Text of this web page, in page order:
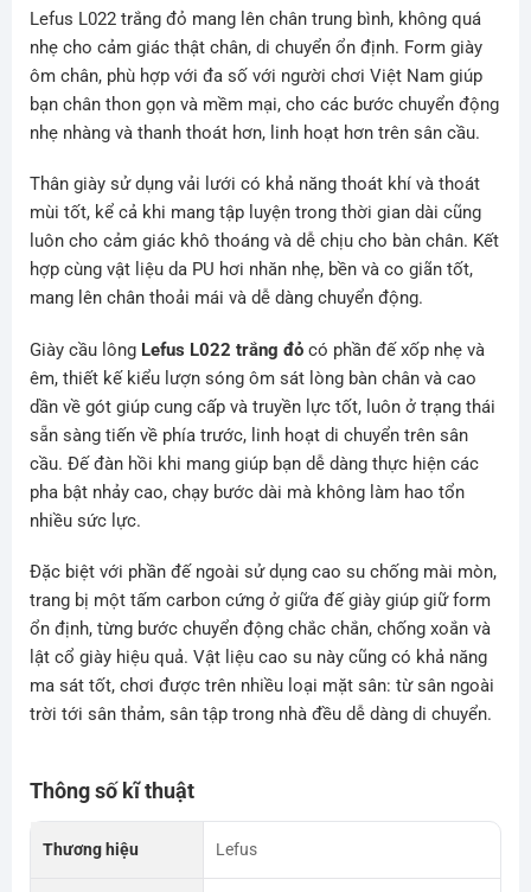
Lefus L022 trắng đỏ mang lên chân trung bình, không quá
nhẹ cho cảm giác thật chân, di chuyển ổn định. Form giày
ôm chân, phù hợp với đa số với người chơi Việt Nam giúp
bạn chân thon gọn và mềm mại, cho các bước chuyển động
nhẹ nhàng và thanh thoát hơn, linh hoạt hơn trên sân cầu.
Thân giày sử dụng vải lưới có khả năng thoát khí và thoát
mùi tốt, kể cả khi mang tập luyện trong thời gian dài cũng
luôn cho cảm giác khô thoáng và dễ chịu cho bàn chân. Kết
hợp cùng vật liệu da PU hơi nhăn nhẹ, bền và co giãn tốt,
mang lên chân thoải mái và dễ dàng chuyển động.
Giày cầu lông Lefus L022 trắng đỏcó phần đế xốp nhẹ và
êm, thiết kế kiểu lượn sóng ôm sát lòng bàn chân và cao
dần về gót giúp cung cấp và truyền lực tốt, luôn ở trạng thái
sẵn sàng tiến về phía trước, linh hoạt di chuyển trên sân
cầu. Đế đàn hồi khi mang giúp bạn dễ dàng thực hiện các
pha bật nhảy cao, chạy bước dài mà không làm hao tổn
nhiều sức lực.
Đặc biệt với phần đế ngoài sử dụng cao su chống mài mòn,
trang bị một tấm carbon cứng ở giữa đế giày giúp giữ form
ổn định, từng bước chuyển động chắc chắn, chống xoắn và
lật cổ giày hiệu quả. Vật liệu cao su này cũng có khả năng
ma sát tốt, chơi được trên nhiều loại mặt sân: từ sân ngoài
trời tới sân thảm, sân tập trong nhà đều dễ dàng di chuyển.
Thông số kĩ thuật
Thương hiệu Lefus